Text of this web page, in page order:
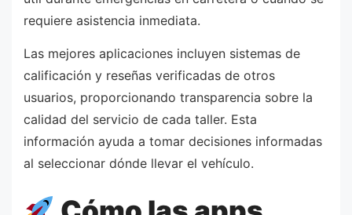
requiere asistencia inmediata.
Las mejores aplicaciones incluyen sistemas de
calificación y reseñas verificadas de otros
usuarios, proporcionando transparencia sobre la
calidad del servicio de cada taller. Esta
información ayuda a tomar decisiones informadas
al seleccionar dónde llevar el vehículo.